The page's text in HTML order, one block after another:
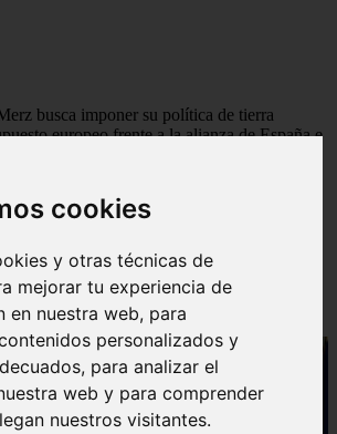
cookies
y otras técnicas de
mejorar tu experiencia de
en nuestra web, para
personalizados y
para analizar el
web y para comprender
nuestros visitantes.
busca imponer su política de tierra
europeo frente a la alianza de España e
su política de tierra
presupuesto europeo
de España e Italia